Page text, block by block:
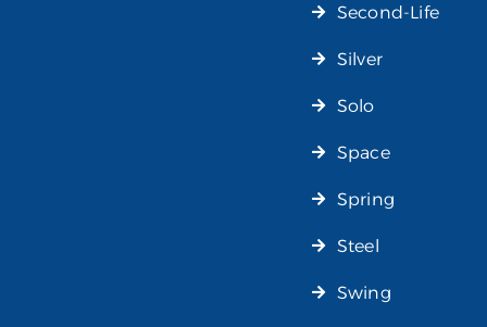
Second-Life
Silver
Solo
Space
Spring
Steel
Swing